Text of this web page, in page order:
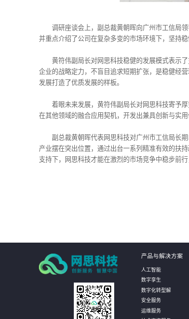
调研座谈会上，副总裁黄朝晖向广州市工信局
并重点介绍了公司在复杂多变的市场环境下，坚持
黄符伟副局长对网思科技稳健的发展模式表示
企业的战略定力，不盲目追求短期扩张，是稳健经
发展打造了优质发展的样板。
着眼未来发展，黄符伟副局长对网思科技寄予
在其他领域的融合应用契机，开发出兼具创新与实
副总裁黄朝晖代表网思科技对广州市工信局长
产业摆在突出位置，通过出台一系列精准有效的扶
支持下，网思科技才能在激烈的市场竞争中稳步前行
产品与解决方案
人工智能
数字孪生
数字化转型解
安全服务
运维服务